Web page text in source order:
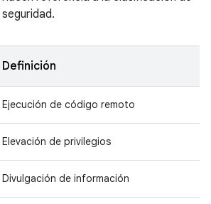
Definición
Ejecución de código remoto
Elevación de privilegios
Divulgación de información